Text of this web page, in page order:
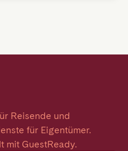
Reisende und
für Eigentümer.
mit GuestReady.